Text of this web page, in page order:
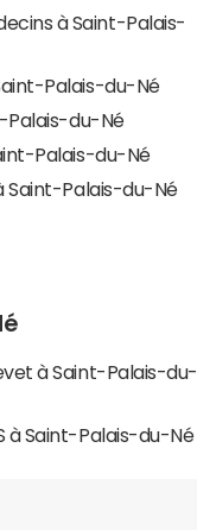
à Saint-Palais-
Palais-du-Né
Palais-du-Né
Palais-du-Né
Saint-Palais-du-Né
à Saint-Palais-du-
à Saint-Palais-du-Né